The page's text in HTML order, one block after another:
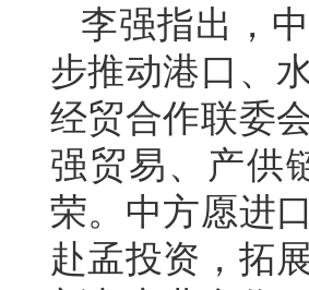
李强指出，
步推动港口、
经贸合作联委
强贸易、产供
荣。中方愿进
赴孟投资，拓